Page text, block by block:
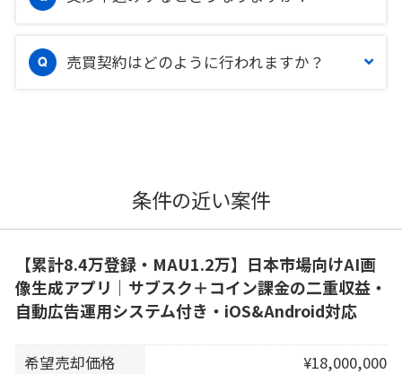
売買契約はどのように行われますか？
条件の近い案件
【累計8.4万登録・MAU1.2万】日本市場向けAI画
像生成アプリ｜サブスク＋コイン課金の二重収益・
自動広告運用システム付き・iOS&Android対応
希望売却価格
¥18,000,000